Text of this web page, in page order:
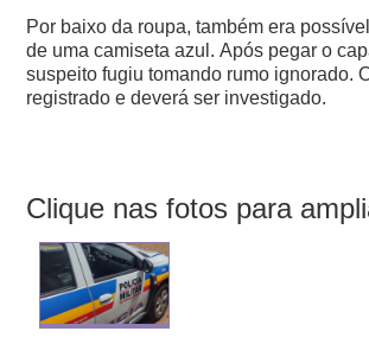
Por baixo da roupa, também era
de uma camiseta azul.Após pegar o
suspeito fugiu tomando rumo ignorado.
registrado e deverá ser investigado.
Clique nas fotos para